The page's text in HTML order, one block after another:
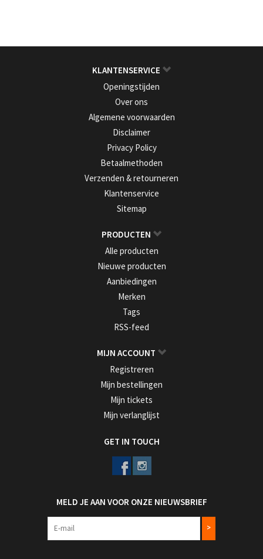
KLANTENSERVICE
Openingstijden
Over ons
Algemene voorwaarden
Disclaimer
Privacy Policy
Betaalmethoden
Verzenden & retourneren
Klantenservice
Sitemap
PRODUCTEN
Alle producten
Nieuwe producten
Aanbiedingen
Merken
Tags
RSS-feed
MIJN ACCOUNT
Registreren
Mijn bestellingen
Mijn tickets
Mijn verlanglijst
GET IN TOUCH
MELD JE AAN VOOR ONZE NIEUWSBRIEF
>